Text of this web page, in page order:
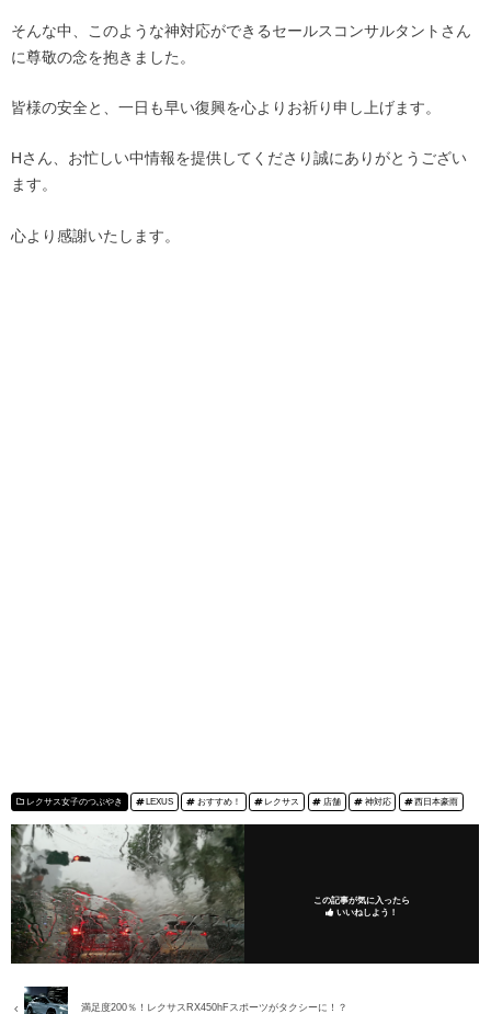
そんな中、このような神対応ができるセールスコンサルタントさん
に尊敬の念を抱きました。
皆様の安全と、一日も早い復興を心よりお祈り申し上げます。
Hさん、お忙しい中情報を提供してくださり誠にありがとうござい
ます。
心より感謝いたします。
レクサス女子のつぶやき LEXUS おすすめ！ レクサス 店舗 神対応 西日本豪雨
この記事が気に入ったら
いいねしよう！
満足度200％！レクサスRX450hFスポーツがタクシーに！？